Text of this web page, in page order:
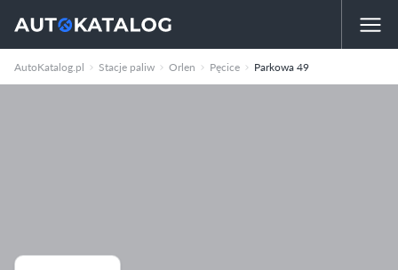
AutoKatalog.pl Stacje paliw Orlen Pęcice Parkowa 49